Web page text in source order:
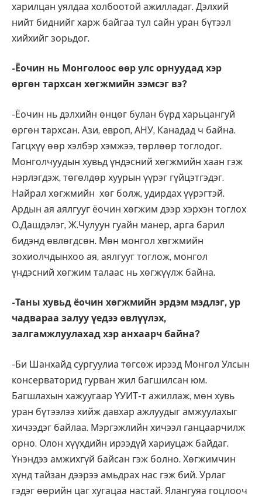
харилцан уялдаа холбоотой ажилладаг. Дэлхий
нийт биднийг харж байгаа тул сайн уран бүтээл
хийхийг зорьдог.
-Ёочин нь Монголоос өөр улс орнуудад хэр
өргөн тархсан хөгжмийн зэмсэг вэ?
-Ёочин нь дэлхийн өнцөг булан бүрд харьцангуй
өргөн тархсан. Ази, европ, АНУ, Канадад ч байна.
Гагцхүү өөр хэлбэр хэмжээ, төрлөөр тоглодог.
Монголчуудын хувьд үндэсний хөгжмийн хаан гэж
нэрлэгдэж, төгөлдөр хуурын үүрэг гүйцэтгэдэг.
Найрал хөгжмийн хөг болж, удирдах үүрэгтэй.
Ардын ая аялгууг ёочин хөгжим дээр хэрхэн тоглох
О.Дашдэлэг, Ж.Чулуун гуайн манер, арга барил
бидэнд өвлөгдсөн. Мөн монгол хөгжмийн
зохиолчдынхоо ая, аялгууг тоглож, монгол
үндэсний хөгжим талаас нь хөгжүүлж байна.
-Таны хувьд ёочин хөгжмийн эрдэм мэдлэг, ур
чадвараа залуу үедээ өвлүүлэх,
залгамжлуулахад хэр анхаарч байна?
-Би Шанхайд сургуулиа төгсөж ирээд Монгол Улсын
консерваторид гурван жил багшилсан юм.
Багшлахын хажуугаар ҮУИТ-т ажиллаж, мөн хувь
уран бүтээлээ хийж давхар ажлуудыг амжуулахыг
хичээдэг байлаа. Мэргэжлийн хичээл ганцаарчилж
орно. Олон хүүхдийн ирээдүй хариуцаж байдаг.
Үнэндээ амжихгүй байсан гэж болно. Хөгжимчин
хүнд тайзан дээрээ амьдрах нас гэж бий. Урлаг
гэдэг өөрийн цаг хугацаа настай. Ялангуяа гоцлооч